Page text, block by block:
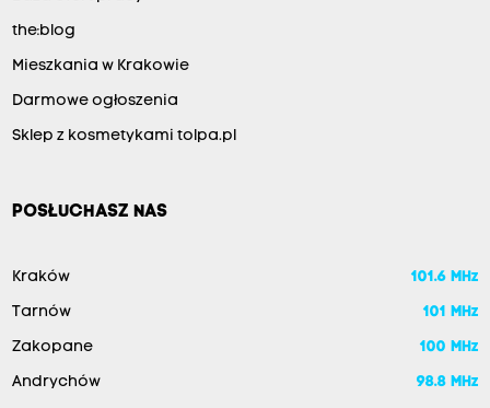
the:blog
Mieszkania w Krakowie
Darmowe ogłoszenia
Sklep z kosmetykami tolpa.pl
POSŁUCHASZ NAS
Kraków 101.6 MHz
Tarnów 101 MHz
Zakopane 100 MHz
Andrychów 98.8 MHz